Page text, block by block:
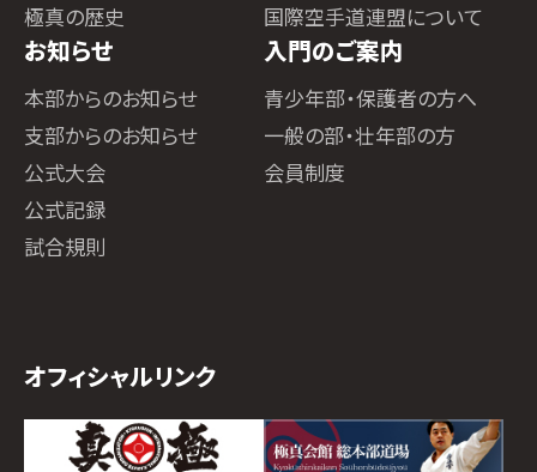
極真の歴史
国際空手道連盟について
お知らせ
本部からのお知らせ
支部からのお知らせ
公式大会
公式記録
試合規則
入門のご案内
青少年部・保護者の方へ
一般の部・壮年部の方
会員制度
オフィシャルリンク